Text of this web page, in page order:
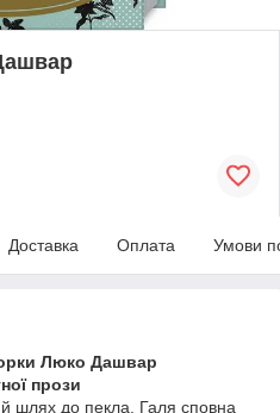
Доставка Оплата Умови
Люко Дашвар
прози
шлях до пекла. Галя сповна